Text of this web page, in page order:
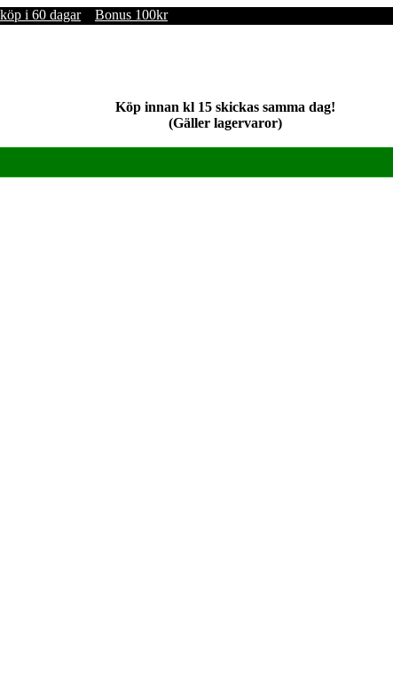
i 60 dagar Bonus 100kr
Köp innan kl 15 skickas samma dag!
(Gäller lagervaror)